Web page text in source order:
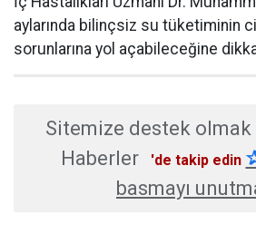
aylarında bilinçsiz su tüketiminin
sorunlarına yol açabileceğine
Sitemize destek olmak
Haberler
'de takip edin
basmayı